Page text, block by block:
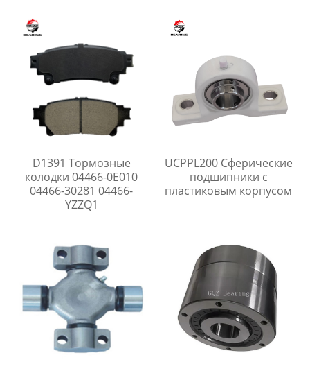
D1391 Тормозные
колодки 04466-0E010
04466-30281 04466-
YZZQ1
UCPPL200 Сферические
подшипники с
пластиковым корпусом